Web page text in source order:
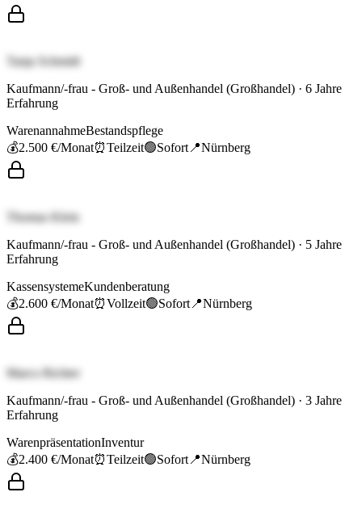
Tanja Schmidt
Kaufmann/-frau - Groß- und Außenhandel (Großhandel) · 6 Jahre
Erfahrung
WarenannahmeBestandspflege
💰2.500 €/Monat⏰Teilzeit🟢Sofort 📍Nürnberg
Thomas Klein
Kaufmann/-frau - Groß- und Außenhandel (Großhandel) · 5 Jahre
Erfahrung
KassensystemeKundenberatung
💰2.600 €/Monat⏰Vollzeit🟢Sofort 📍Nürnberg
Marco Richter
Kaufmann/-frau - Groß- und Außenhandel (Großhandel) · 3 Jahre
Erfahrung
WarenpräsentationInventur
💰2.400 €/Monat⏰Teilzeit🟢Sofort 📍Nürnberg